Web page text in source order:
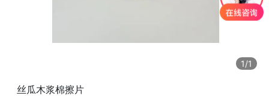
1/1
丝瓜木浆棉擦片